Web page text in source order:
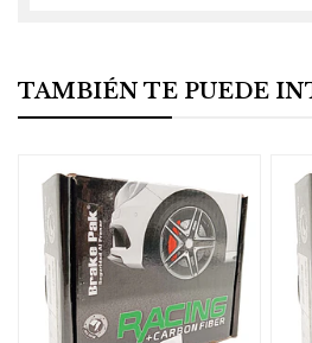
TAMBIÉN TE PUEDE